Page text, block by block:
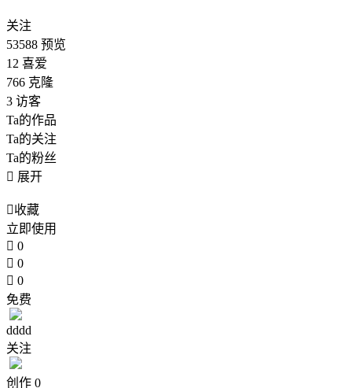
关注
53588 预览
12 喜爱
766 克隆
3 访客
Ta的作品
Ta的关注
Ta的粉丝
 展开
收藏
立即使用
 0
 0
 0
免费
dddd
关注
创作 0